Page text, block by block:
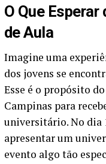
O Que
de Aula
Imagine uma
dos jovens se
Esse é o propósito do
Campinas para
universitário. No dia
apresentar um
evento algo tão